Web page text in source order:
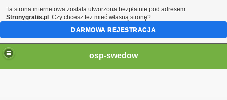
osp-swedow
Ta strona internetowa została utworzona bezpłatnie pod adresem
Stronygratis.pl . Czy chcesz też mieć własną stronę?
DARMOWA REJESTRACJA